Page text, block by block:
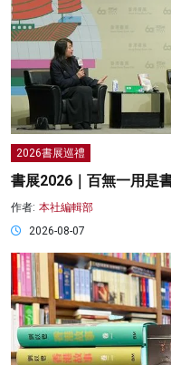
2026書展巡禮
書展2026｜百無一用是
作者: 本社編輯部
2026-08-07